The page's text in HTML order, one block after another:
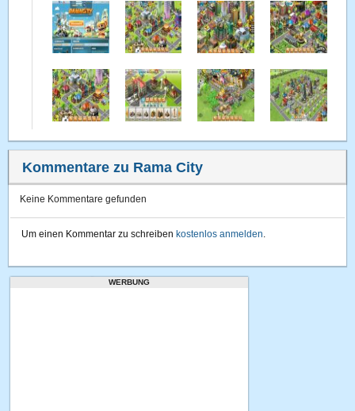
Kommentare zu Rama City
Keine Kommentare gefunden
Um einen Kommentar zu schreiben kostenlos anmelden.
WERBUNG